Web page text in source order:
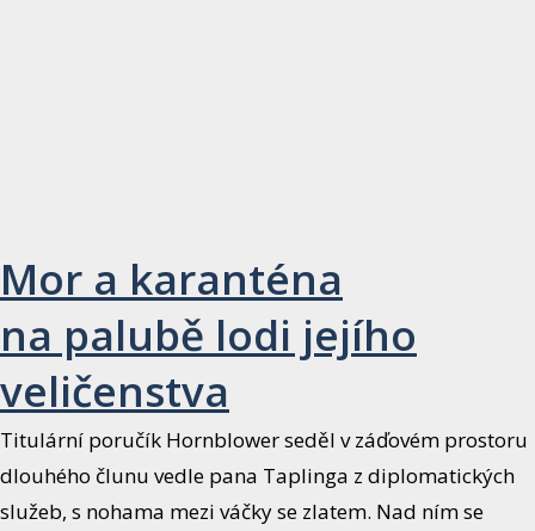
Mor a karanténa
na palubě lodi jejího
veličenstva
Titulární poručík Hornblower seděl v záďovém prostoru
dlouhého člunu vedle pana Taplinga z diplomatických
služeb, s nohama mezi váčky se zlatem. Nad ním se